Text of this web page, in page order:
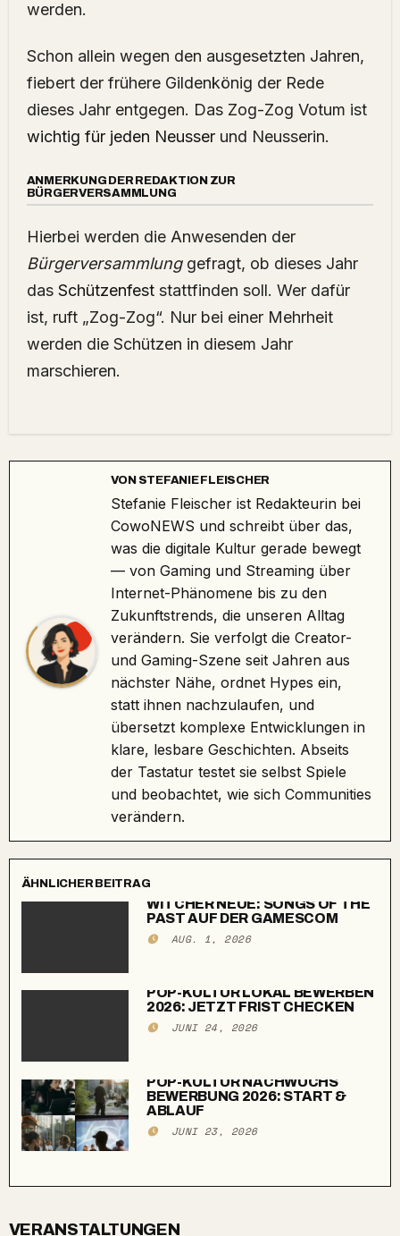
werden.
Schon allein wegen den ausgesetzten Jahren,
fiebert der frühere Gildenkönig der Rede
dieses Jahr entgegen. Das Zog-Zog Votum ist
wichtig für jeden Neusserund Neusserin.
ANMERKUNG DER REDAKTION ZUR
BÜRGERVERSAMMLUNG
Hierbei werden die Anwesenden der
Bürgerversammlung gefragt, ob dieses Jahr
das Schützenfeststattfinden soll. Wer dafür
ist, ruft „Zog-Zog“. Nur bei einer Mehrheit
werden die Schützen in diesem Jahr
marschieren.
VON STEFANIE FLEISCHER
Stefanie Fleischer ist Redakteurin bei
CowoNEWS und schreibt über das,
was die digitale Kultur gerade bewegt
— von Gaming und Streaming über
Internet-Phänomene bis zu den
Zukunftstrends, die unseren Alltag
verändern. Sie verfolgt die Creator-
und Gaming-Szene seit Jahren aus
nächster Nähe, ordnet Hypes ein,
statt ihnen nachzulaufen, und
übersetzt komplexe Entwicklungen in
klare, lesbare Geschichten. Abseits
der Tastatur testet sie selbst Spiele
und beobachtet, wie sich Communities
verändern.
ÄHNLICHER BEITRAG
WITCHER NEUE: SONGS OF THE
PAST AUF DER GAMESCOM
AUG. 1, 2026
POP-KULTUR LOKAL BEWERBEN
2026: JETZT FRIST CHECKEN
JUNI 24, 2026
POP-KULTUR NACHWUCHS
BEWERBUNG 2026: START &
ABLAUF
JUNI 23, 2026
VERANSTALTUNGEN